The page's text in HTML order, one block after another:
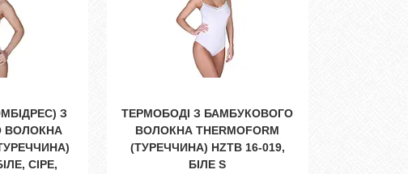
З
ВОЛОКНА
СІРЕ,
ТЕРМОБОДІ З БАМБУКОВОГО
ВОЛОКНА THERMOFORM
(ТУРЕЧЧИНА) HZTB 16-019,
БІЛЕ S